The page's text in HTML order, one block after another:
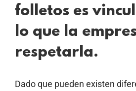
folletos es
lo que la
respetarla.
Dado que pueden existen